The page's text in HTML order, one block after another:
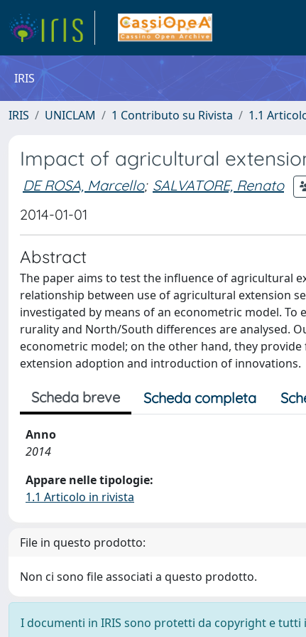
IRIS
IRIS UNICLAM 1 Contributo su Rivista 1.1
Impact of agricultural
DE ROSA, Marcello; SALVATORE, Renato
2014-01-01
Abstract
The paper aims to test the influence of agricultural
relationship between use of agricultural extension
investigated by means of an econometric model.
rurality and North/South differences are analysed.
econometric model; on the other hand, they
extension adoption and introduction of innovations.
Scheda breve Scheda completa
Anno
2014
Appare nelle tipologie:
1.1 Articolo in rivista
File in questo prodotto:
Non ci sono file associati a questo prodotto.
I documenti in IRIS sono protetti da copyright e